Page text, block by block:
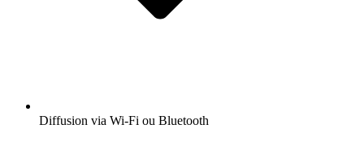
Diffusion via Wi-Fi ou Bluetooth